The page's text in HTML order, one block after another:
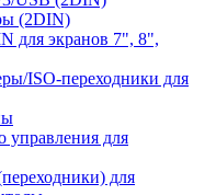
(2DIN)
для экранов 7", 8",
ISO-переходники для
управления для
для